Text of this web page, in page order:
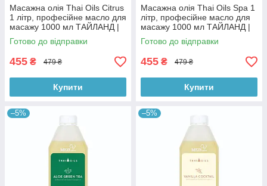
Масажна олія Thai Oils Citrus
1 літр, професійне масло для
масажу 1000 мл ТАЙЛАНД |
СЕРТИФІКАТИ
Готово до відправки
455 ₴ 479 ₴
Купити
Масажна олія Thai Oils Spa 1
літр, професійне масло для
масажу 1000 мл ТАЙЛАНД |
СЕРТИФІКАТИ
Готово до відправки
455 ₴ 479 ₴
Купити
–5% –5%